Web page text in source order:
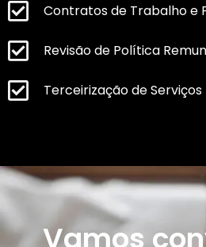
Contratos de Trabalho e
Revisão de Política
Terceirização de Serviços
Vamos